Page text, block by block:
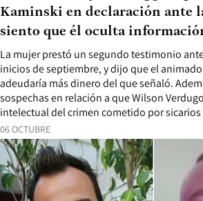
06 OCTUBRE
La mujer prestó un segundo testimonio
inicios de septiembre, y dijo que el
adeudaría más dinero del que señaló.
sospechas en relación a que Wilson
intelectual del crimen cometido por
Kaminski en declaración ante
siento que él oculta